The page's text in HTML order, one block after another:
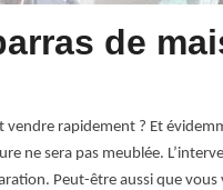
de
vendre rapidement ? Et
ne sera pas meublée.
Peut-être aussi que vous